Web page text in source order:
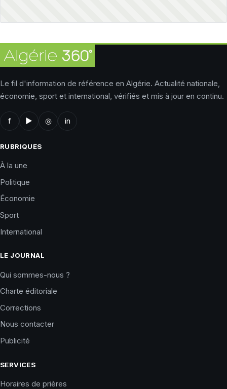
Le fil d'information de référence en Algérie. Actualité nationale,
économie, sport et international, vérifiés et mis à jour en continu.
f ▶ ◎ in
RUBRIQUES
À la une
Politique
Économie
Sport
International
LE JOURNAL
Qui sommes-nous ?
Charte éditoriale
Corrections
Nous contacter
Publicité
SERVICES
Horaires de prières